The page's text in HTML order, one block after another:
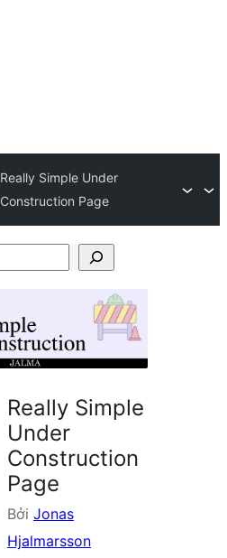
Really Simple Under
Construction Page
Really Simple
Under
Construction
Page
Bởi Jonas
Hjalmarsson